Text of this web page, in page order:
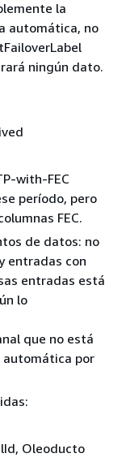
la
automática, no
ningún dato.
with-FEC
período, pero
FEC.
de datos: no
entradas con
entradas está
lo
que no está
automática por
Oleoducto